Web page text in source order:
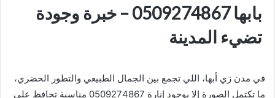
بابها 0509274867 – خبرة وجودة
تضيء المدينة
في مدن زي أبها، اللي تجمع بين الجمال الطبيعي والتطور الحضري،
ما تكتمل الصورة إلا بوجود إنارة 0509274867 مناسبة تحافظ على